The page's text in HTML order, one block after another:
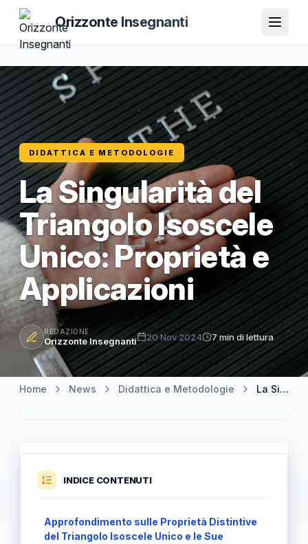
Orizzonte Insegnanti
DIDATTICA E METODOLOGIE
La Singularità del
Triangolo Isoscele
Unico: Proprietà e
Applicazioni
REDAZIONE
Orizzonte Insegnanti 20 Nov 2024 7 min di lettura
Home News Didattica e Metodologie La Singularità del Triangolo Isoscele Unico: Proprietà e Applicazioni
INDICE CONTENUTI
Approfondimento sulle Proprietà Distintive
del Triangolo Isoscele Unico e le Sue